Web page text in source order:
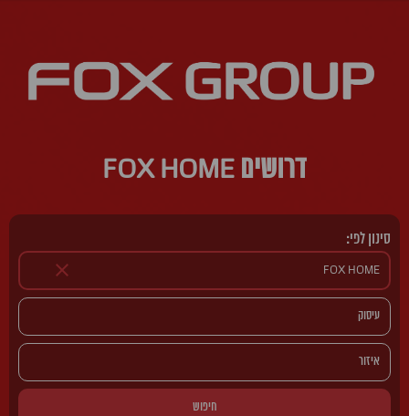
דרושים FOX HOME
סינון לפי:
חיפוש